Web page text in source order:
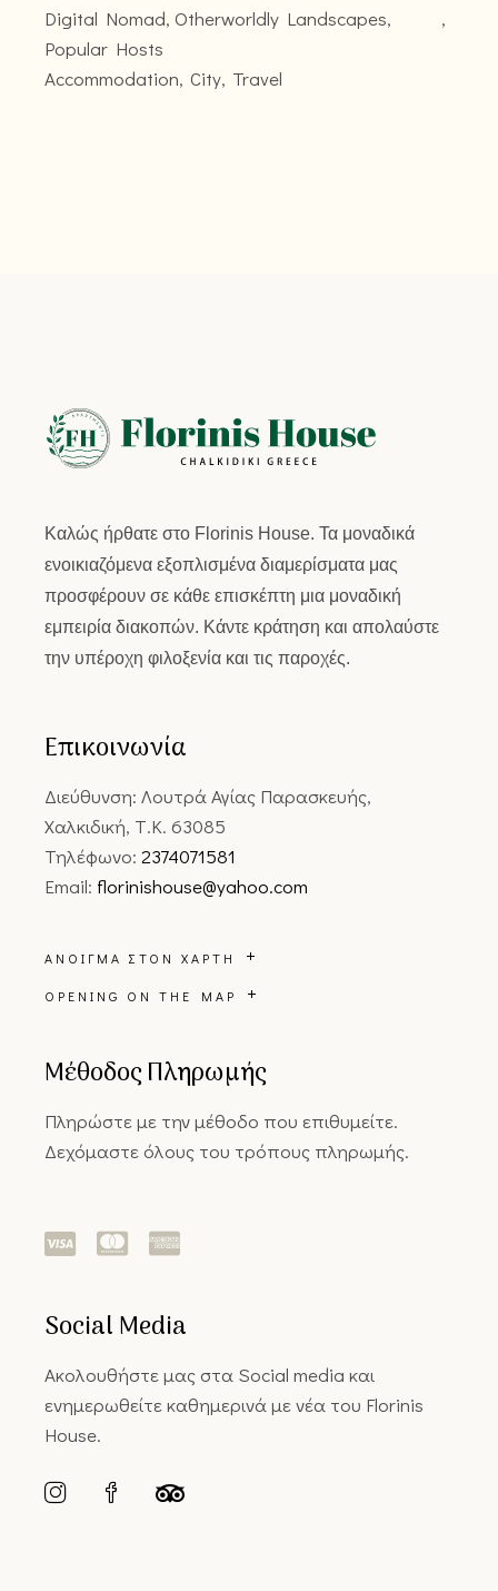
Digital Nomad,Otherworldly Landscapes,
Popular Hosts
Accommodation City Travel
Καλώς ήρθατε στο Florinis House. Τα μοναδικά
ενοικιαζόμενα εξοπλισμένα διαμερίσματα μας
προσφέρουν σε κάθε επισκέπτη μια μοναδική
εμπειρία διακοπών. Κάντε κράτηση και απολαύστε
την υπέροχη φιλοξενία και τις παροχές.
Επικοινωνία
Διεύθυνση: Λουτρά Αγίας Παρασκευής,
Χαλκιδική, Τ.Κ. 63085
Τηλέφωνο: 2374071581
Email: florinishouse@yahoo.com
ΆΝΟΙΓΜΑ ΣΤΟΝ ΧΆΡΤΗ
OPENING ON THE MAP
Μέθοδος Πληρωμής
Πληρώστε με την μέθοδο που επιθυμείτε.
Δεχόμαστε όλους του τρόπους πληρωμής.
Social Media
Ακολουθήστε μας στα Social media και
ενημερωθείτε καθημερινά με νέα του Florinis
House.